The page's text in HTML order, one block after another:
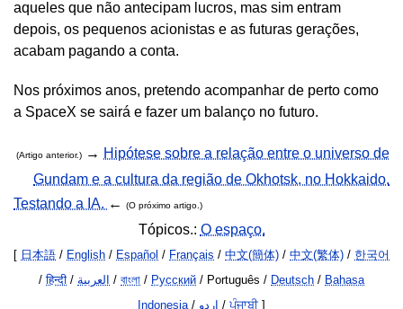
aqueles que não antecipam lucros, mas sim entram
depois, os pequenos acionistas e as futuras gerações,
acabam pagando a conta.
Nos próximos anos, pretendo acompanhar de perto como
a SpaceX se sairá e fazer um balanço no futuro.
(Artigo anterior.) → Hipótese sobre a relação entre o universo de
Gundam e a cultura da região de Okhotsk, no Hokkaido.
Testando a IA. ← (O próximo artigo.)
Tópicos.: O espaço.
[ 日本語 / English / Español / Français / 中文(簡体) / 中文(繁体) / 한국어
/हिन्दी / العربية / বাংলা / Русский / Português / Deutsch / Bahasa
Indonesia/ اردو / ਪੰਜਾਬੀ]